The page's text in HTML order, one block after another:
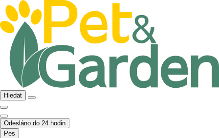
Hledat
Odesláno do 24 hodin
Pes